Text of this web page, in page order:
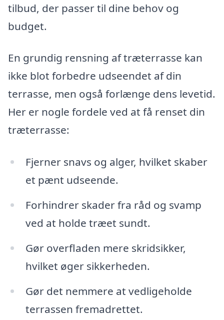
tilbud, der passer til dine behov og
budget.
En grundig rensning af træterrasse kan
ikke blot forbedre udseendet af din
terrasse, men også forlænge dens levetid.
Her er nogle fordele ved at få renset din
træterrasse:
Fjerner snavs og alger, hvilket skaber
et pænt udseende.
Forhindrer skader fra råd og svamp
ved at holde træet sundt.
Gør overfladen mere skridsikker,
hvilket øger sikkerheden.
Gør det nemmere at vedligeholde
terrassen fremadrettet.